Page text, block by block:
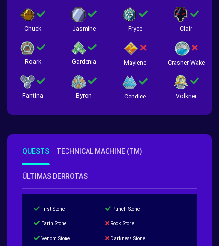
Chuck Jasmine Pryce Clair
Roark Gardenia Maylene Crasher Wake
Fantina Byron Candice Volkner
QUESTS TECHNICAL MACHINE (TM)
ÚLTIMAS DERROTAS
First Stone Punch Stone
Earth Stone Rock Stone
Venom Stone Darkness Stone